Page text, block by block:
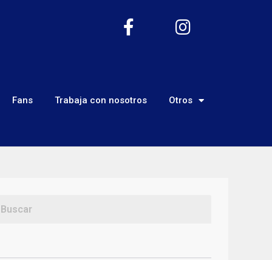
Fans Trabaja con nosotros Otros